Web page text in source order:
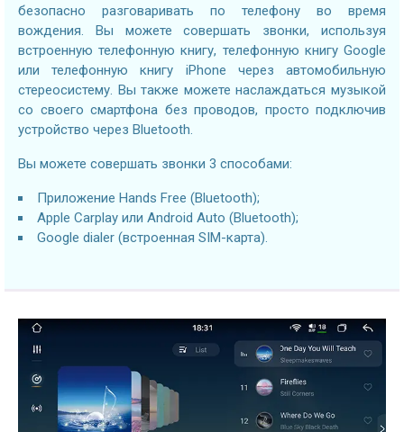
безопасно разговаривать по телефону во время
вождения. Вы можете совершать звонки, используя
встроенную телефонную книгу, телефонную книгу Google
или телефонную книгу iPhone через автомобильную
стереосистему. Вы также можете наслаждаться музыкой
со своего смартфона без проводов, просто подключив
устройство через Bluetooth.
Вы можете совершать звонки 3 способами:
Приложение Hands Free (Bluetooth);
Apple Carplay или Android Auto (Bluetooth);
Google dialer (встроенная SIM-карта).